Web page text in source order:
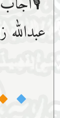
عبدﷲ